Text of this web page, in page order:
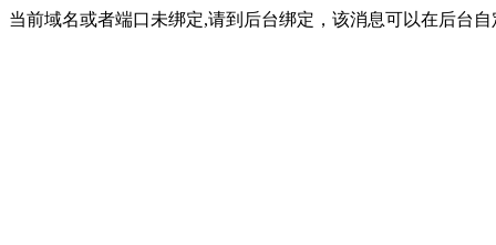
当前域名或者端口未绑定,请到后台绑定，该消息可以在后台自